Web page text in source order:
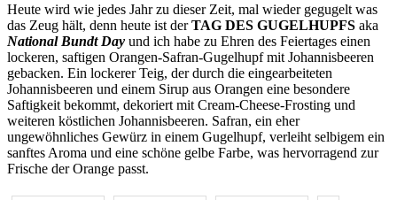
Heute wird wie jedes Jahr zu dieser Zeit, mal wieder gegugelt was
das Zeug hält, denn heute ist derTAG DES GUGELHUPFS aka
National Bundt Day und ich habe zu Ehren des Feiertages einen
lockeren, saftigen Orangen-Safran-Gugelhupf mit Johannisbeeren
gebacken. Ein lockerer Teig, der durch die eingearbeiteten
Johannisbeeren und einem Sirup aus Orangen eine besondere
Saftigkeit bekommt, dekoriert mit Cream-Cheese-Frosting und
weiteren köstlichen Johannisbeeren. Safran, ein eher
ungewöhnliches Gewürz in einem Gugelhupf, verleiht selbigem ein
sanftes Aroma und eine schöne gelbe Farbe, was hervorragend zur
Frische der Orange passt.